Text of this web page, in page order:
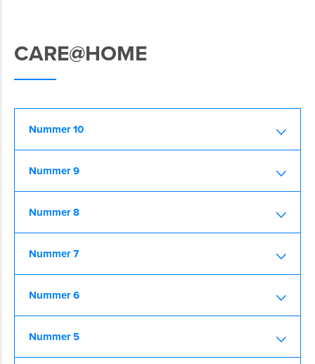
CARE@HOME
Nummer 10
Nummer 9
Nummer 8
Nummer 7
Nummer 6
Nummer 5